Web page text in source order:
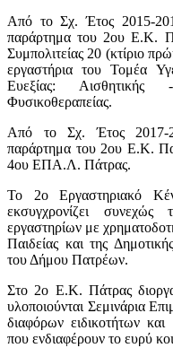
Από το Σχ. Έτος 2015-
παράρτημα του 2ου Ε.Κ.
Συμπολιτείας 20 (κτίριο
εργαστήρια του Τομέα
Ευεξίας:
Φυσικοθεραπείας.
Από το Σχ. Έτος 2017-
παράρτημα του 2ου Ε.Κ.
4ου ΕΠΑ.Λ. Πάτρας.
Το 2ο Εργαστηριακό
εκσυγχρονίζει
εργαστηρίων με
Παιδείας και της
του Δήμου Πατρέων.
Στο 2ο Ε.Κ. Πάτρας
υλοποιούνται Σεμινάρια
διαφόρων ειδικοτήτων
που ενδιαφέρουν το ευρύ